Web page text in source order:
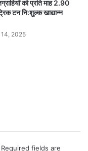
को प्रति माह 2.90
टन नि:शुल्क खाद्यान्न
2025
Required fields are